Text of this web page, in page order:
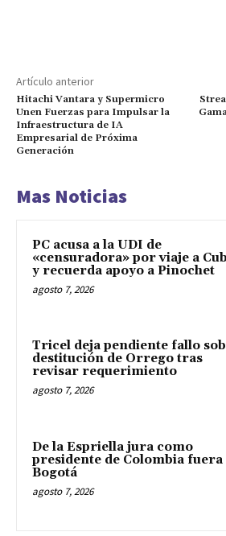
Artículo anterior
Hitachi Vantara y Supermicro
Unen Fuerzas para Impulsar la
Infraestructura de IA
Empresarial de Próxima
Generación
Mas Noticias
PC acusa a la UDI de
«censuradora» por viaje a
y recuerda apoyo a Pinochet
agosto 7, 2026
Tricel deja pendiente fallo
destitución de Orrego tras
revisar requerimiento
agosto 7, 2026
De la Espriella jura como
presidente de Colombia fuera
Bogotá
agosto 7, 2026